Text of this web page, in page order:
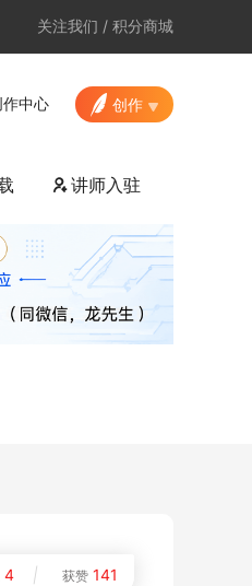
关注我们 / 积分商城
作中心 创作
讲师入驻
4 | 获赞 141